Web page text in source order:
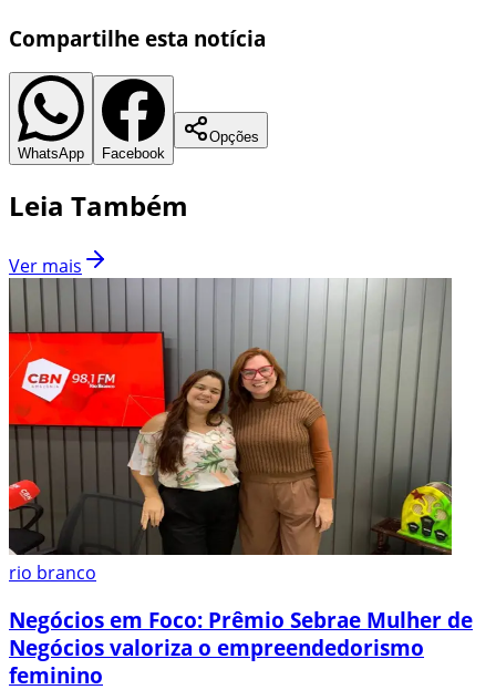
Compartilhe esta notícia
WhatsApp Facebook
Opções
Leia Também
Ver mais
rio branco
Negócios em Foco: Prêmio Sebrae Mulher de
Negócios valoriza o empreendedorismo
feminino